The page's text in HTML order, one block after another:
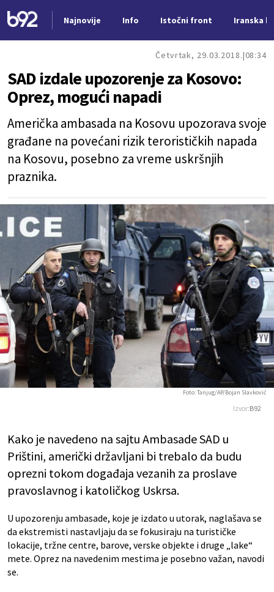
Najnovije Info Istočni front Iranska
Četvrtak, 29.03.2018. 08:34
SAD izdale upozorenje za Kosovo:
Oprez, mogući napadi
Američka ambasada na Kosovu upozorava svoje
građane na povećani rizik terorističkih napada
na Kosovu, posebno za vreme uskršnjih
praznika.
Izvor:B92
Foto: Tanjug/AP/Bojan Slavković
Kako je navedeno na sajtu Ambasade SAD u
Prištini, američki državljani bi trebalo da budu
oprezni tokom događaja vezanih za proslave
pravoslavnog i katoličkog Uskrsa.
U upozorenju ambasade, koje je izdato u utorak, naglašava se
da ekstremisti nastavljaju da se fokusiraju na turističke
lokacije, tržne centre, barove, verske objekte i druge „lake“
mete. Oprez na navedenim mestima je posebno važan, navodi
se.